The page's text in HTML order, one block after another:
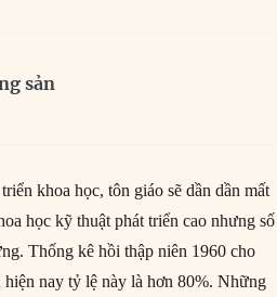
sản
khoa học, tôn giáo sẽ dần dần mất
học kỹ thuật phát triển cao nhưng số
Thống kê hồi thập niên 1960 cho
nay tỷ lệ này là hơn 80%. Những